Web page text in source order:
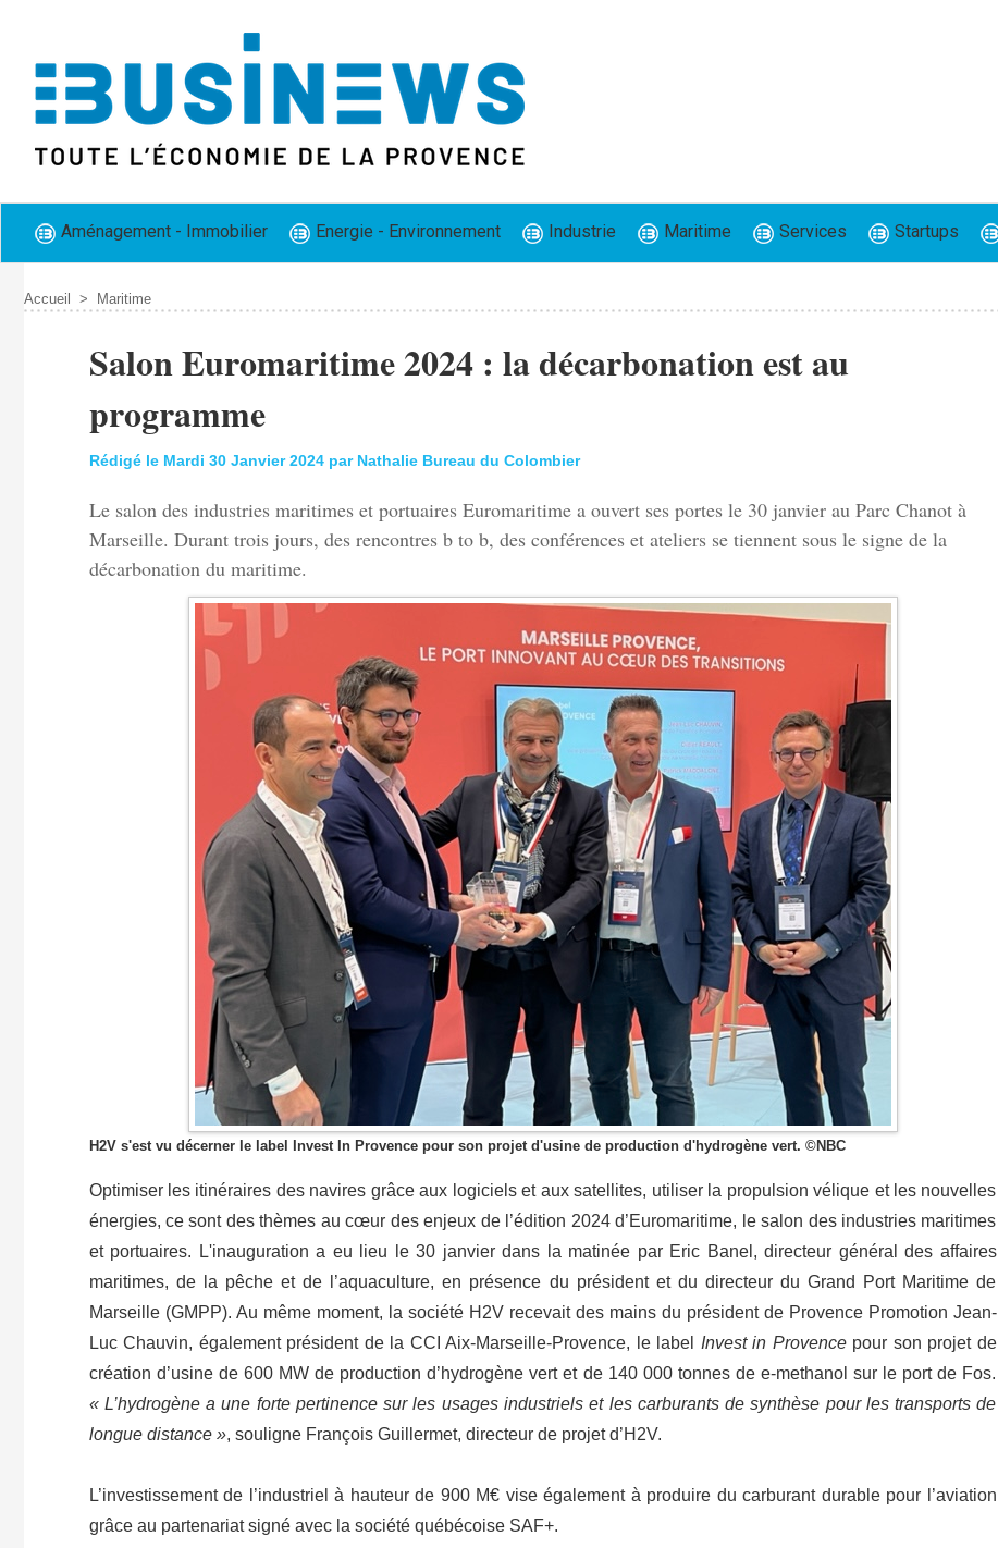
Aménagement - Immobilier Energie - Environnement Industrie Maritime Services Startups
Accueil > Maritime
Salon Euromaritime 2024 : la décarbonation est au
programme
Rédigé le Mardi 30 Janvier 2024 par Nathalie Bureau du Colombier
Le salon des industries maritimes et portuaires Euromaritime a ouvert ses portes le 30 janvier au Parc Chanot à
Marseille. Durant trois jours, des rencontres b to b, des conférences et ateliers se tiennent sous le signe de la
décarbonation du maritime.
H2V s'est vu décerner le label Invest In Provence pour son projet d'usine de production d'hydrogène vert. ©NBC
Optimiser les itinéraires des navires grâce aux logiciels et aux satellites, utiliser la propulsion vélique et les nouvelles
énergies, ce sont des thèmes au cœur des enjeux de l’édition 2024 d’Euromaritime, le salon des industries maritimes
et portuaires. L'inauguration a eu lieu le 30 janvier dans la matinée par Eric Banel, directeur général des affaires
maritimes, de la pêche et de l’aquaculture, en présence du président et du directeur du Grand Port Maritime de
Marseille (GMPP). Au même moment, la société H2V recevait des mains du président de Provence Promotion Jean-
Luc Chauvin, également président de la CCI Aix-Marseille-Provence, le label Invest in Provencepour son projet de
création d’usine de 600 MW de production d’hydrogène vert et de 140 000 tonnes de e-methanol sur le port de Fos.
« L’hydrogène a une forte pertinence sur les usages industriels et les carburants de synthèse pour les transports de
longue distance », souligne François Guillermet, directeur de projet d’H2V.
L’investissement de l’industriel à hauteur de 900 M€ vise également à produire du carburant durable pour l’aviation
grâce au partenariat signé avec la société québécoise SAF+.